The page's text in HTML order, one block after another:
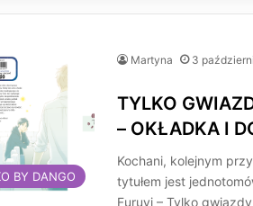
BY DANGO
Martyna
3
TYLKO
– OKŁADKA I
Kochani, kolejnym
tytułem jest
Furuyi – Tylko